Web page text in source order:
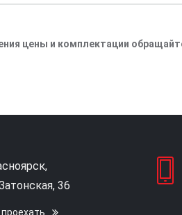
цены и комплектации
36
проехать